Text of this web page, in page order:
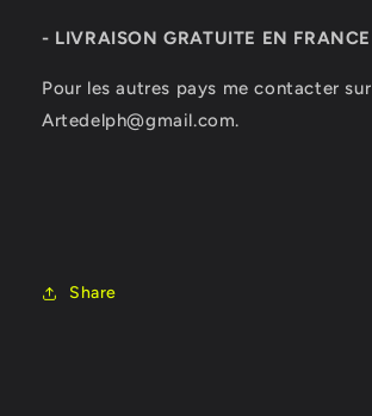
- LIVRAISON GRATUITE EN FRANCE
Pour les autres pays me contacter sur
Artedelph@gmail.com.
Share